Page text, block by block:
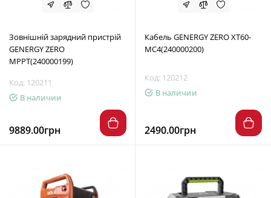
Зовнішній зарядний пристрій
GENERGY ZERO
MPPT(240000199)
Код: 120211
В наличии
9889.00грн
Кабель GENERGY ZERO XT60-
MC4(240000200)
Код: 120212
В наличии
2490.00грн